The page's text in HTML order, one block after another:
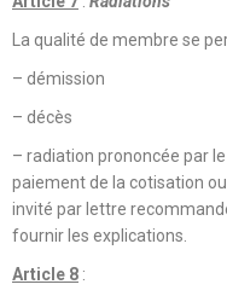
La qualité de membre se
– démission
– décès
– radiation prononcée par
paiement de la cotisation
invité par lettre
fournir les explications.
Article 8 :